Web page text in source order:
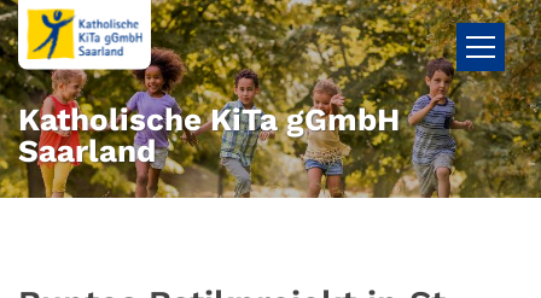
Zum Inhalt springen
Katholische KiTa gGmbH
Saarland